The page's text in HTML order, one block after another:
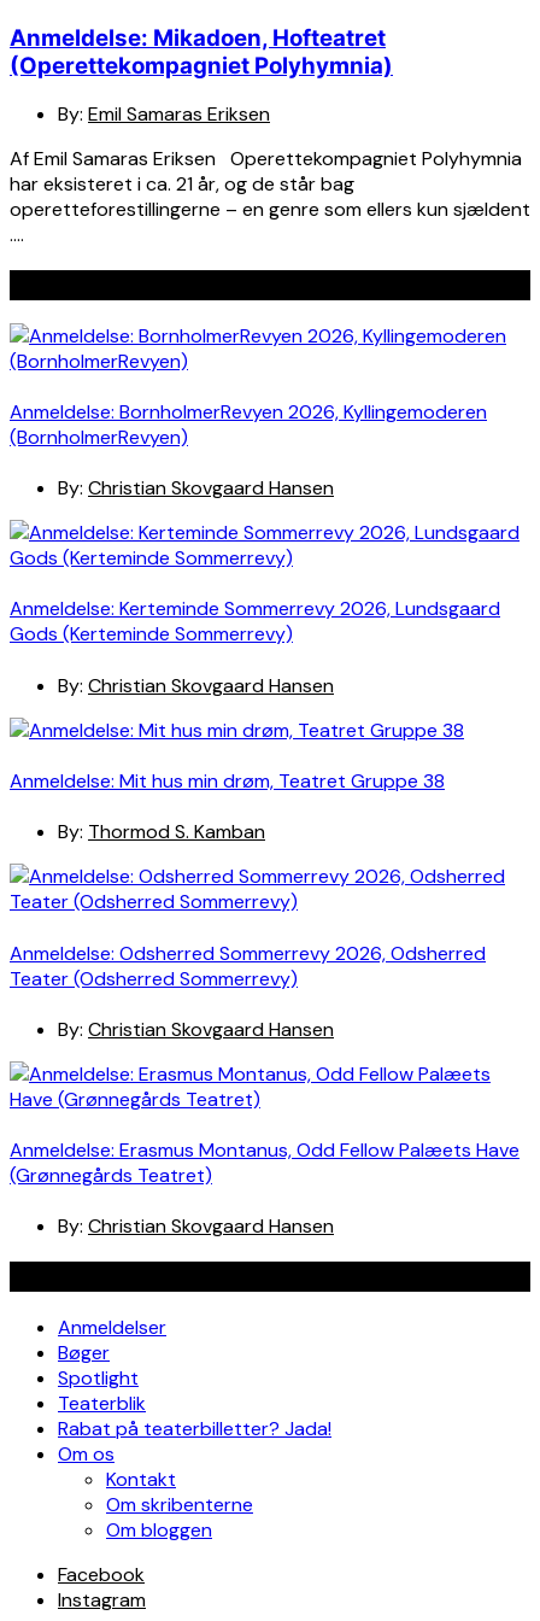
Anmeldelse: Mikadoen, Hofteatret
(Operettekompagniet Polyhymnia)
By: Emil Samaras Eriksen
Af Emil Samaras Eriksen Operettekompagniet Polyhymnia
har eksisteret i ca. 21 år, og de står bag
operetteforestillingerne – en genre som ellers kun sjældent
….
Anmeldelse: BornholmerRevyen 2026, Kyllingemoderen
(BornholmerRevyen)
By: Christian Skovgaard Hansen
Anmeldelse: Kerteminde Sommerrevy 2026, Lundsgaard
Gods (Kerteminde Sommerrevy)
By: Christian Skovgaard Hansen
Anmeldelse: Mit hus min drøm, Teatret Gruppe 38
By: Thormod S. Kamban
Anmeldelse: Odsherred Sommerrevy 2026, Odsherred
Teater (Odsherred Sommerrevy)
By: Christian Skovgaard Hansen
Anmeldelse: Erasmus Montanus, Odd Fellow Palæets Have
(Grønnegårds Teatret)
By: Christian Skovgaard Hansen
Anmeldelser
Bøger
Spotlight
Teaterblik
Rabat på teaterbilletter? Jada!
Om os
Kontakt
Om skribenterne
Om bloggen
Facebook
Instagram